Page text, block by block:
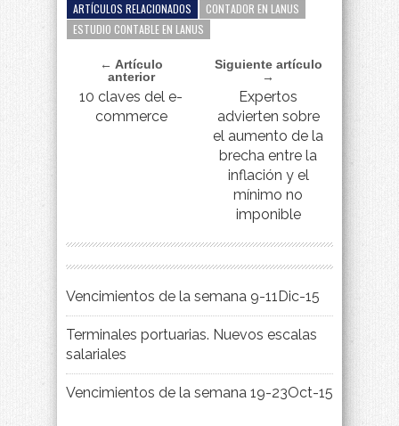
ARTÍCULOS RELACIONADOS
CONTADOR EN LANUS
ESTUDIO CONTABLE EN LANUS
← Artículo
anterior
10 claves del e-
commerce
Siguiente artículo
→
Expertos
advierten sobre
el aumento de la
brecha entre la
inflación y el
mínimo no
imponible
Vencimientos de la semana 9-11Dic-15
Terminales portuarias. Nuevos escalas
salariales
Vencimientos de la semana 19-23Oct-15